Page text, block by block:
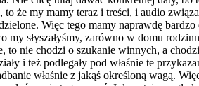
że my mamy teraz i treści, i audio
Więc tego mamy naprawdę bardzo
słyszałyśmy, zarówno w domu
to nie chodzi o szukanie winnych, a
i też podlegały pod właśnie te
właśnie z jakąś określoną wagą.